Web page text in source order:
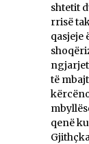
shtetit
rrisë
qasjeje
ngjarjet
të
qenë